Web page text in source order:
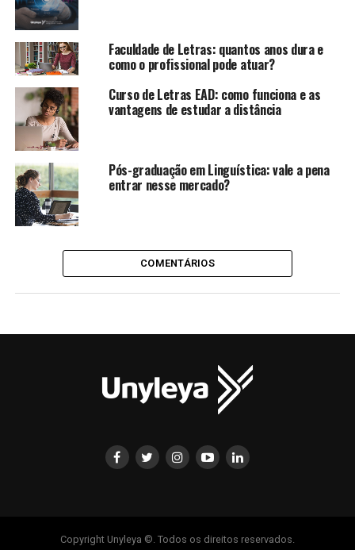
Faculdade de Letras: quantos anos dura e
como o profissional pode atuar?
Curso de Letras EAD: como funciona e as
vantagens de estudar a distância
Pós-graduação em Linguística: vale a pena
entrar nesse mercado?
COMENTÁRIOS
Copyright Unyleya ©. Todos os direitos reservados.